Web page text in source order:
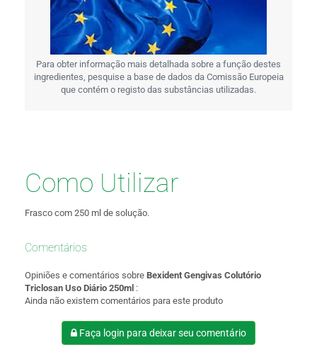
Para obter informação mais detalhada sobre a função destes
ingredientes, pesquise a base de dados da Comissão Europeia
que contém o registo das substâncias utilizadas.
Como Utilizar
Frasco com 250 ml de solução.
Comentários
Opiniões e comentários sobre Bexident Gengivas Colutório
Triclosan Uso Diário 250ml :
Ainda não existem comentários para este produto
Faça login para deixar seu comentário